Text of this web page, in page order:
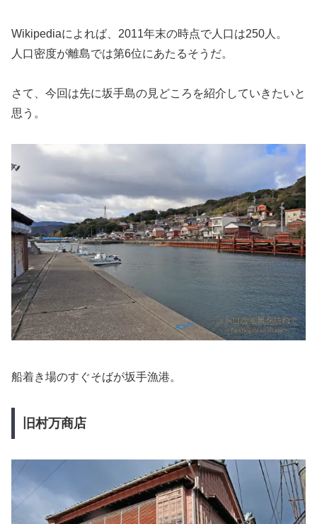
Wikipediaによれば、2011年末の時点で人口は250人。
人口密度が離島では第6位にあたるそうだ。
さて、今回は先に坂手島の見どころを紹介していきたいと
思う。
船着き場のすぐそばが坂手漁港。
旧村万商店